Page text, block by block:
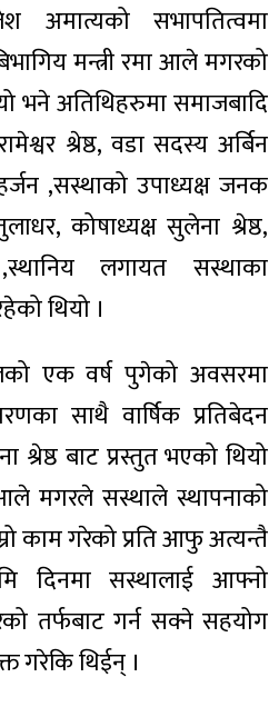
अमात्यको सभापतित्वमा
मन्त्री रमा आले मगरको
भने अतिथिहरुमा समाजबादि
श्रेष्ठ, वडा सदस्य अर्बिन
,सस्थाको उपाध्यक्ष जनक
कोषाध्यक्ष सुलेना श्रेष्ठ,
लगायत सस्थाका
थियो ।
एक वर्ष पुगेको अवसरमा
साथै वार्षिक प्रतिबेदन
श्रेष्ठ बाट प्रस्तुत भएको थियो
मगरले सस्थाले स्थापनाको
काम गरेको प्रति आफु अत्यन्तै
दिनमा सस्थालाई आफ्नो
तर्फबाट गर्न सक्ने सहयोग
गरेकि थिईन् ।